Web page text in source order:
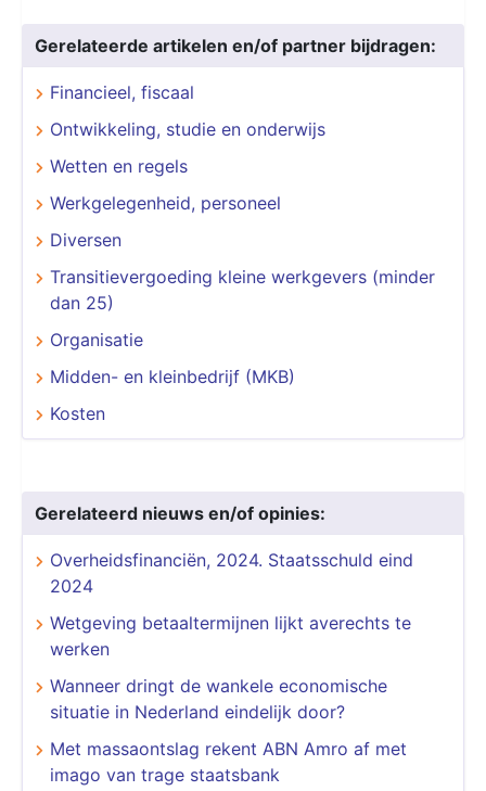
Gerelateerde artikelen en/of partner bijdragen:
Financieel, fiscaal
Ontwikkeling, studie en onderwijs
Wetten en regels
Werkgelegenheid, personeel
Diversen
Transitievergoeding kleine werkgevers (minder
dan 25)
Organisatie
Midden- en kleinbedrijf (MKB)
Kosten
Gerelateerd nieuws en/of opinies:
Overheidsfinanciën, 2024. Staatsschuld eind
2024
Wetgeving betaaltermijnen lijkt averechts te
werken
Wanneer dringt de wankele economische
situatie in Nederland eindelijk door?
Met massaontslag rekent ABN Amro af met
imago van trage staatsbank